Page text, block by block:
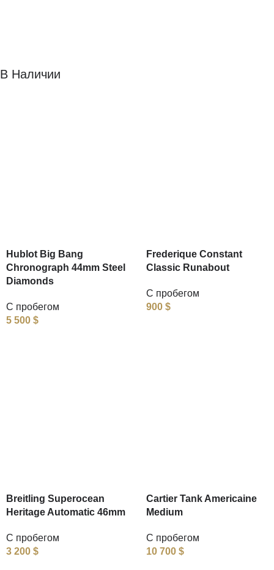
В Наличии
Hublot Big Bang
Chronograph 44mm Steel
Diamonds
С пробегом
5 500 $
Frederique Constant
Classic Runabout
С пробегом
900 $
Breitling Superocean
Heritage Automatic 46mm
С пробегом
3 200 $
Cartier Tank Americaine
Medium
С пробегом
10 700 $